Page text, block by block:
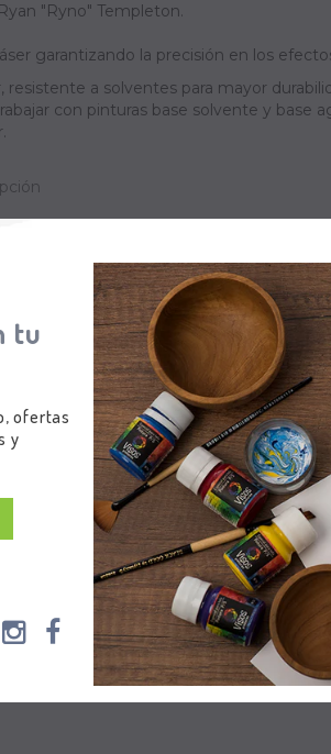
"Ryno" Templeton.
garantizando la precisión en los
resistente a solventes para mayor
con pinturas base solvente y base
tu
ofertas
y